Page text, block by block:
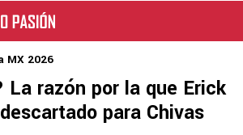
MX 2026
La razón por la que Erick
para Chivas